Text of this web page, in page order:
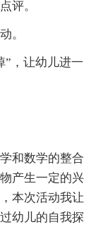
评。
。
”，让幼儿进一
和数学的整合
产生一定的兴
本次活动我让
幼儿的自我探